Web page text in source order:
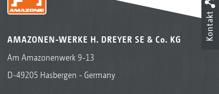
AMAZONEN-WERKE H. DREYER SE & Co. KG
Am Amazonenwerk 9-13
D-49205 Hasbergen - Germany
Kontakt